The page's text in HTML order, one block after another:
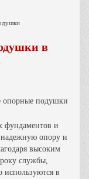
в
фундаментов и
опору и
высоким
службы,
в